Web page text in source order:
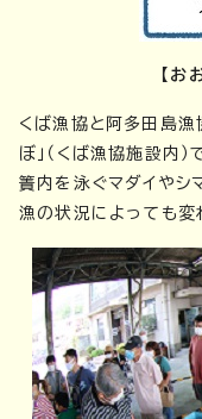
【お
くば漁協と阿多田島
ぼ」（くば漁協施設内
簀内を泳ぐマダイやシ
漁の状況によっても